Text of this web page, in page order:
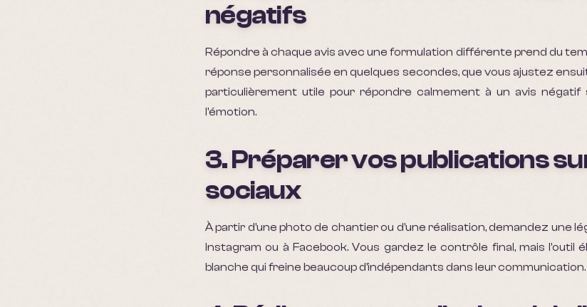
négatifs
Répondre à chaque avis avec une formulation différente prend du
réponse personnalisée en quelques secondes, que vous ajustez
particulièrement utile pour répondre calmement à un avis
l'émotion.
3. Préparer vos publications
sociaux
À partir d'une photo de chantier ou d'une réalisation, demandez une
Instagram ou à Facebook. Vous gardez le contrôle final, mais l'outil
blanche qui freine beaucoup d'indépendants dans leur communication.